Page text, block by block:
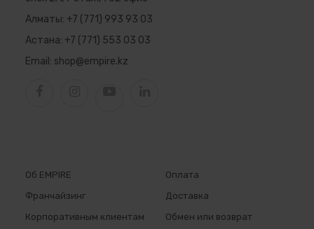
Алматы: +7 (771) 993 93 03
Астана: +7 (771) 553 03 03
Email: shop@empire.kz
Об EMPIRE
Франчайзинг
Корпоративным клиентам
Оплата
Доставка
Обмен или возврат